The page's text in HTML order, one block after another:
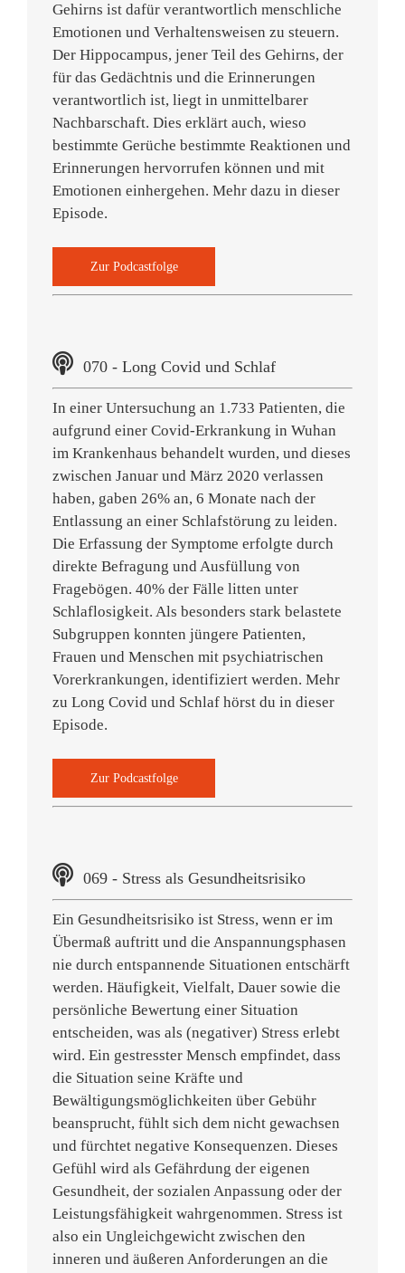
Gehirns ist dafür verantwortlich menschliche
Emotionen und Verhaltensweisen zu steuern.
Der Hippocampus, jener Teil des Gehirns, der
für das Gedächtnis und die Erinnerungen
verantwortlich ist, liegt in unmittelbarer
Nachbarschaft. Dies erklärt auch, wieso
bestimmte Gerüche bestimmte Reaktionen und
Erinnerungen hervorrufen können und mit
Emotionen einhergehen. Mehr dazu in dieser
Episode.
Zur Podcastfolge
070 - Long Covid und Schlaf
In einer Untersuchung an 1.733 Patienten, die
aufgrund einer Covid-Erkrankung in Wuhan
im Krankenhaus behandelt wurden, und dieses
zwischen Januar und März 2020 verlassen
haben, gaben 26% an, 6 Monate nach der
Entlassung an einer Schlafstörung zu leiden.
Die Erfassung der Symptome erfolgte durch
direkte Befragung und Ausfüllung von
Fragebögen. 40% der Fälle litten unter
Schlaflosigkeit. Als besonders stark belastete
Subgruppen konnten jüngere Patienten,
Frauen und Menschen mit psychiatrischen
Vorerkrankungen, identifiziert werden. Mehr
zu Long Covid und Schlaf hörst du in dieser
Episode.
Zur Podcastfolge
069 - Stress als Gesundheitsrisiko
Ein Gesundheitsrisiko ist Stress, wenn er im
Übermaß auftritt und die Anspannungsphasen
nie durch entspannende Situationen entschärft
werden. Häufigkeit, Vielfalt, Dauer sowie die
persönliche Bewertung einer Situation
entscheiden, was als (negativer) Stress erlebt
wird. Ein gestresster Mensch empfindet, dass
die Situation seine Kräfte und
Bewältigungsmöglichkeiten über Gebühr
beansprucht, fühlt sich dem nicht gewachsen
und fürchtet negative Konsequenzen. Dieses
Gefühl wird als Gefährdung der eigenen
Gesundheit, der sozialen Anpassung oder der
Leistungsfähigkeit wahrgenommen. Stress ist
also ein Ungleichgewicht zwischen den
inneren und äußeren Anforderungen an die